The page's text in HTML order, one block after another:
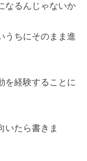
なるんじゃないか
うちにそのまま進
を経験することに
いたら書きま